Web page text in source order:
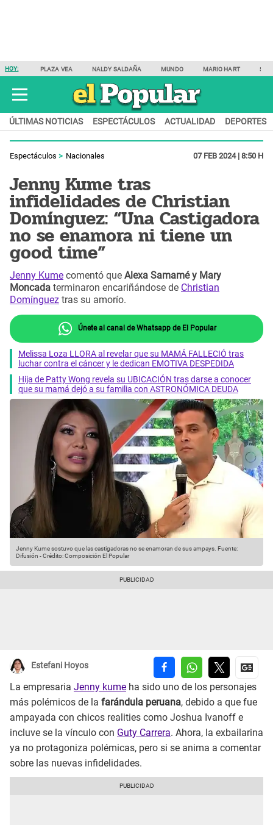
HOY: PLAZA VEA NALDY SALDAÑA MUNDO MARIO HART
ÚLTIMAS NOTICIAS ESPECTÁCULOS ACTUALIDAD DEPORTES
Espectáculos Nacionales 07 FEB 2024 | 8:50 H
Jenny Kume tras
infidelidades de Christian
Domínguez: “Una Castigadora
no se enamora ni tiene un
good time”
Jenny Kume comentó que Alexa Samamé y Mary
Moncada terminaron encariñándose de Christian
Domínguez tras su amorío.
Únete al canal de Whatsapp de El Popular
Melissa Loza LLORA al revelar que su MAMÁ FALLECIÓ tras
luchar contra el cáncer y le dedican EMOTIVA DESPEDIDA
Hija de Patty Wong revela su UBICACIÓN tras darse a conocer
que su mamá dejó a su familia con ASTRONÓMICA DEUDA
Jenny Kume sostuvo que las castigadoras no se enamoran de sus ampays. Fuente:
Difusión -Crédito: Composición El Popular
Estefani Hoyos
La empresaria Jenny kume ha sido uno de los personajes
más polémicos de la farándula peruana, debido a que fue
ampayada con chicos realities como Joshua Ivanoff e
incluve se la vínculo con Guty Carrera. Ahora, la exbailarina
ya no protagoniza polémicas, pero si se anima a comentar
sobre las nuevas infidelidades.